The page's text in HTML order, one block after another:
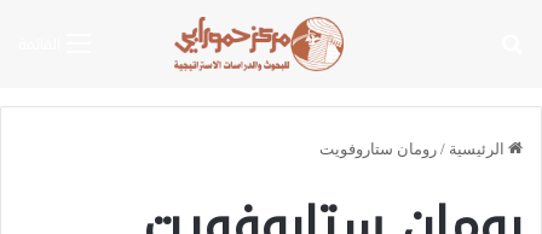
الرئيسية / رومان ستاروفويت